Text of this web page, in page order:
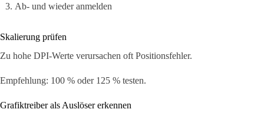
Ab- und wieder anmelden
Skalierung prüfen
Zu hohe DPI-Werte verursachen oft Positionsfehler.
Empfehlung: 100 % oder 125 % testen.
Grafiktreiber als Auslöser erkennen